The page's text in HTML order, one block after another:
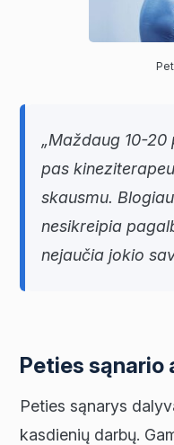
„Maždaug 10-
pas
skausmu.
nesikreipia
nejaučia jokio
Peties sąnario
Peties sąnarys
kasdienių darbų.